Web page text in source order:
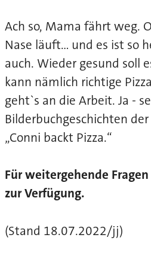
Ach so, Mama fährt weg.
Nase läuft… und es ist so
auch. Wieder gesund soll
kann nämlich richtige
geht`s an die Arbeit. Ja -
Bilderbuchgeschichten
„Conni backt Pizza.“
Für weitergehende
zur Verfügung.
(Stand 18.07.2022/jj)